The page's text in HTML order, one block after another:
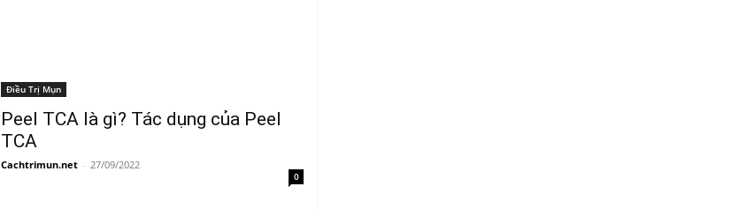
Điều Trị Mụn
Peel TCA là gì? Tác dụng của Peel
TCA
Cachtrimun.net - 27/09/2022
0